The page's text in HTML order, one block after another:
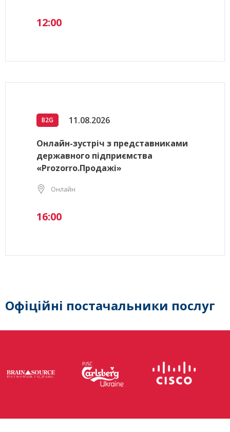
12:00
B2G 11.08.2026
Онлайн-зустріч з представниками
державного підприємства
«Prozorro.Продажі»
Онлайн
16:00
Офіційні постачальники послуг